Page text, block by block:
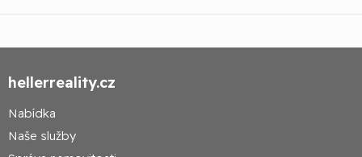
hellerreality.cz
Nabídka
Naše služby